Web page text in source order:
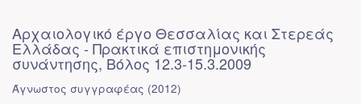
Αρχαιολογικό έργο Θεσσαλίας και Στερεάς
Ελλάδας - Πρακτικά επιστημονικής
συνάντησης, Βόλος 12.3-15.3.2009
Άγνωστος συγγραφέας (2012)